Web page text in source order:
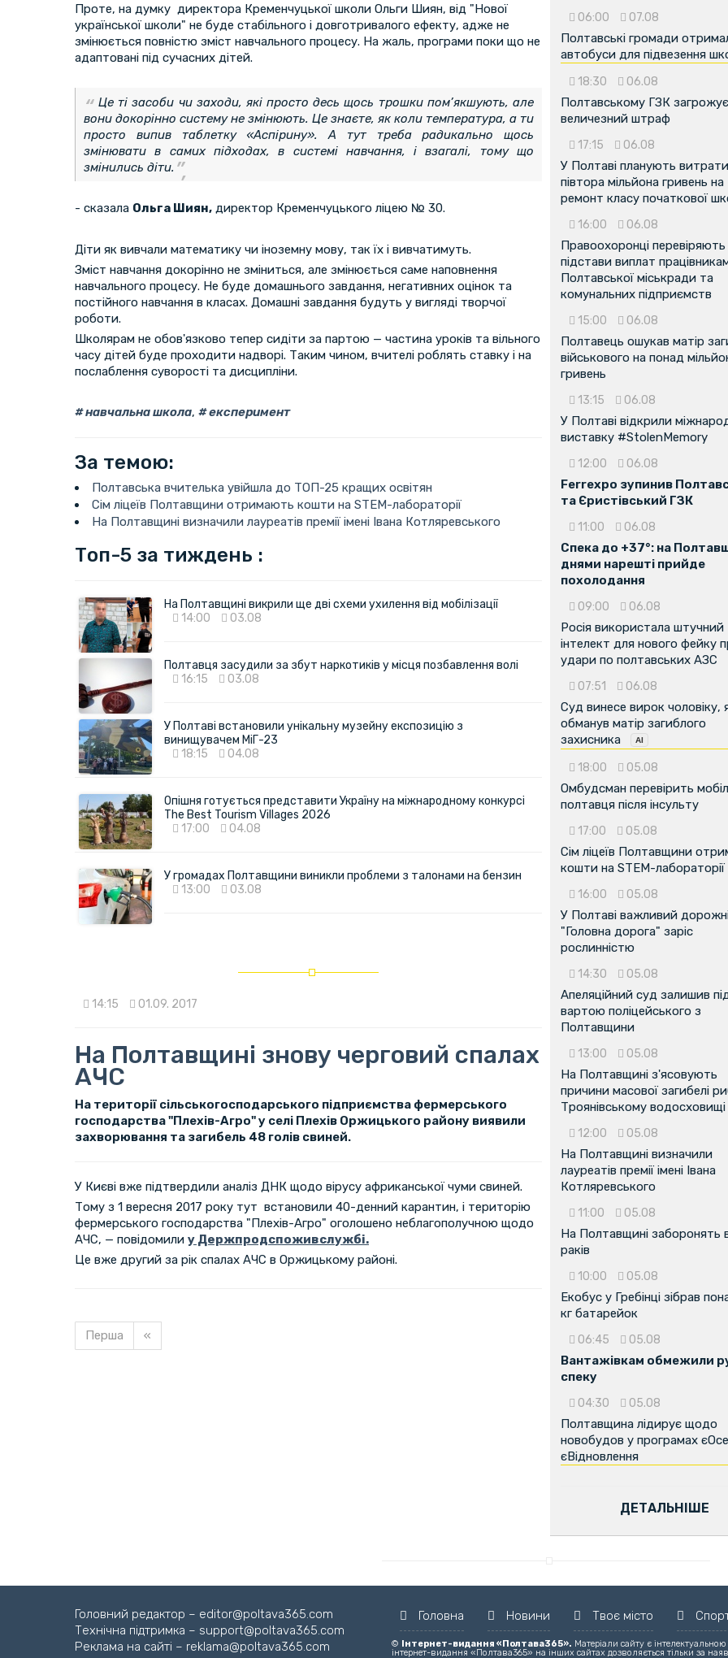
Проте, на думку директора Кременчуцької школи Ольги Шиян, від "Нової
української школи" не буде стабільного і довготривалого ефекту, адже не
змінюється повністю зміст навчального процесу. На жаль, програми поки що не
адаптовані під сучасних дітей.
Це ті засоби чи заходи, які просто десь щось трошки пом’якшують, але
вони докорінно систему не змінюють. Це знаєте, як коли температура, а ти
просто випив таблетку «Аспірину». А тут треба радикально щось
змінювати в самих підходах, в системі навчання, і взагалі, тому що
змінились діти.
- сказала Ольга Шиян, директор Кременчуцького ліцею № 30.
Діти як вивчали математику чи іноземну мову, так їх і вивчатимуть.
Зміст навчання докорінно не зміниться, але змінюється саме наповнення
навчального процесу. Не буде домашнього завдання, негативних оцінок та
постійного навчання в класах. Домашні завдання будуть у вигляді творчої
роботи.
Школярам не обов'язково тепер сидіти за партою — частина уроків та вільного
часу дітей буде проходити надворі. Таким чином, вчителі роблять ставку і на
послаблення суворості та дисципліни.
навчальна школа, експеримент
За темою:
Полтавська вчителька увійшла до ТОП-25 кращих освітян
Сім ліцеїв Полтавщини отримають кошти на STEM-лабораторії
На Полтавщині визначили лауреатів премії імені Івана Котляревського
Топ-5 за тиждень :
На Полтавщині викрили ще дві схеми ухилення від мобілізації
14:00
03.08
Полтавця засудили за збут наркотиків у місця позбавлення волі
16:15
03.08
У Полтаві встановили унікальну музейну експозицію з
винищувачем МіГ-23
18:15
04.08
Опішня готується представити Україну на міжнародному конкурсі
The Best Tourism Villages 2026
17:00
04.08
У громадах Полтавщини виникли проблеми з талонами на бензин
13:00
03.08
14:15 01.09. 2017
На Полтавщині знову черговий спалах
АЧС
На території сільськогосподарського підприємства фермерського
господарства "Плехів-Агро" у селі Плехів Оржицького району виявили
захворювання та загибель 48 голів свиней.
У Києві вже підтвердили аналіз ДНК щодо вірусу африканської чуми свиней.
Тому з 1 вересня 2017 року тут встановили 40-денний карантин, і територію
фермерського господарства "Плехів-Агро" оголошено неблагополучною щодо
АЧС, — повідомили у Держпродспоживслужбі.
Це вже другий за рік спалах АЧС в Оржицькому районі.
Перша «
06:00 07.08
Полтавські громади
автобуси для підвезення
18:30 06.08
Полтавському ГЗК загрожує
величезний штраф
17:15 06.08
У Полтаві планують
півтора мільйона гривень на
ремонт класу початкової
16:00 06.08
Правоохоронці перевіряють
підстави виплат
Полтавської міськради та
комунальних підприємств
15:00 06.08
Полтавець ошукав матір
військового на понад
гривень
13:15 06.08
У Полтаві відкрили
виставку #StolenMemory
12:00 06.08
Ferrexpo зупинив
та Єристівський ГЗК
11:00 06.08
Спека до +37°: на
днями нарешті прийде
похолодання
09:00 06.08
Росія використала штучний
інтелект для нового фейку
удари по полтавських АЗС
07:51 06.08
Суд винесе вирок чоловіку,
обманув матір загиблого
захисника
18:00 05.08
Омбудсман перевірить
полтавця після інсульту
17:00 05.08
Сім ліцеїв Полтавщини
кошти на STEM-лабораторії
16:00 05.08
У Полтаві важливий
"Головна дорога" заріс
рослинністю
14:30 05.08
Апеляційний суд залишив
вартою поліцейського з
Полтавщини
13:00 05.08
На Полтавщині з'ясовують
причини масової загибелі
Троянівському водосховищі
12:00 05.08
На Полтавщині визначили
лауреатів премії імені Івана
Котляревського
11:00 05.08
На Полтавщині заборонять
раків
10:00 05.08
Екобус у Гребінці зібрав
кг батарейок
06:45 05.08
Вантажівкам обмежили
спеку
04:30 05.08
Полтавщина лідирує щодо
новобудов у програмах
єВідновлення
ДЕТАЛЬНІШЕ
Головний редактор – editor@poltava365.com
Технічна підтримка – support@poltava365.com
Реклама на сайті – reklama@poltava365.com
Головна Новини Твоє місто
© Інтернет-видання «Полтава365». Матеріали сайту є
інтернет-видання «Полтава365» на інших сайтах дозволяється тільки за